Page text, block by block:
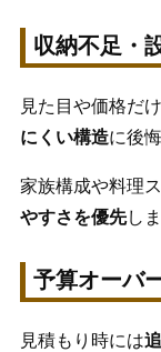
収納不足・
見た目や価格だ
にくい構造に後
家族構成や料理
やすさを優先し
予算オーバ
見積もり時には